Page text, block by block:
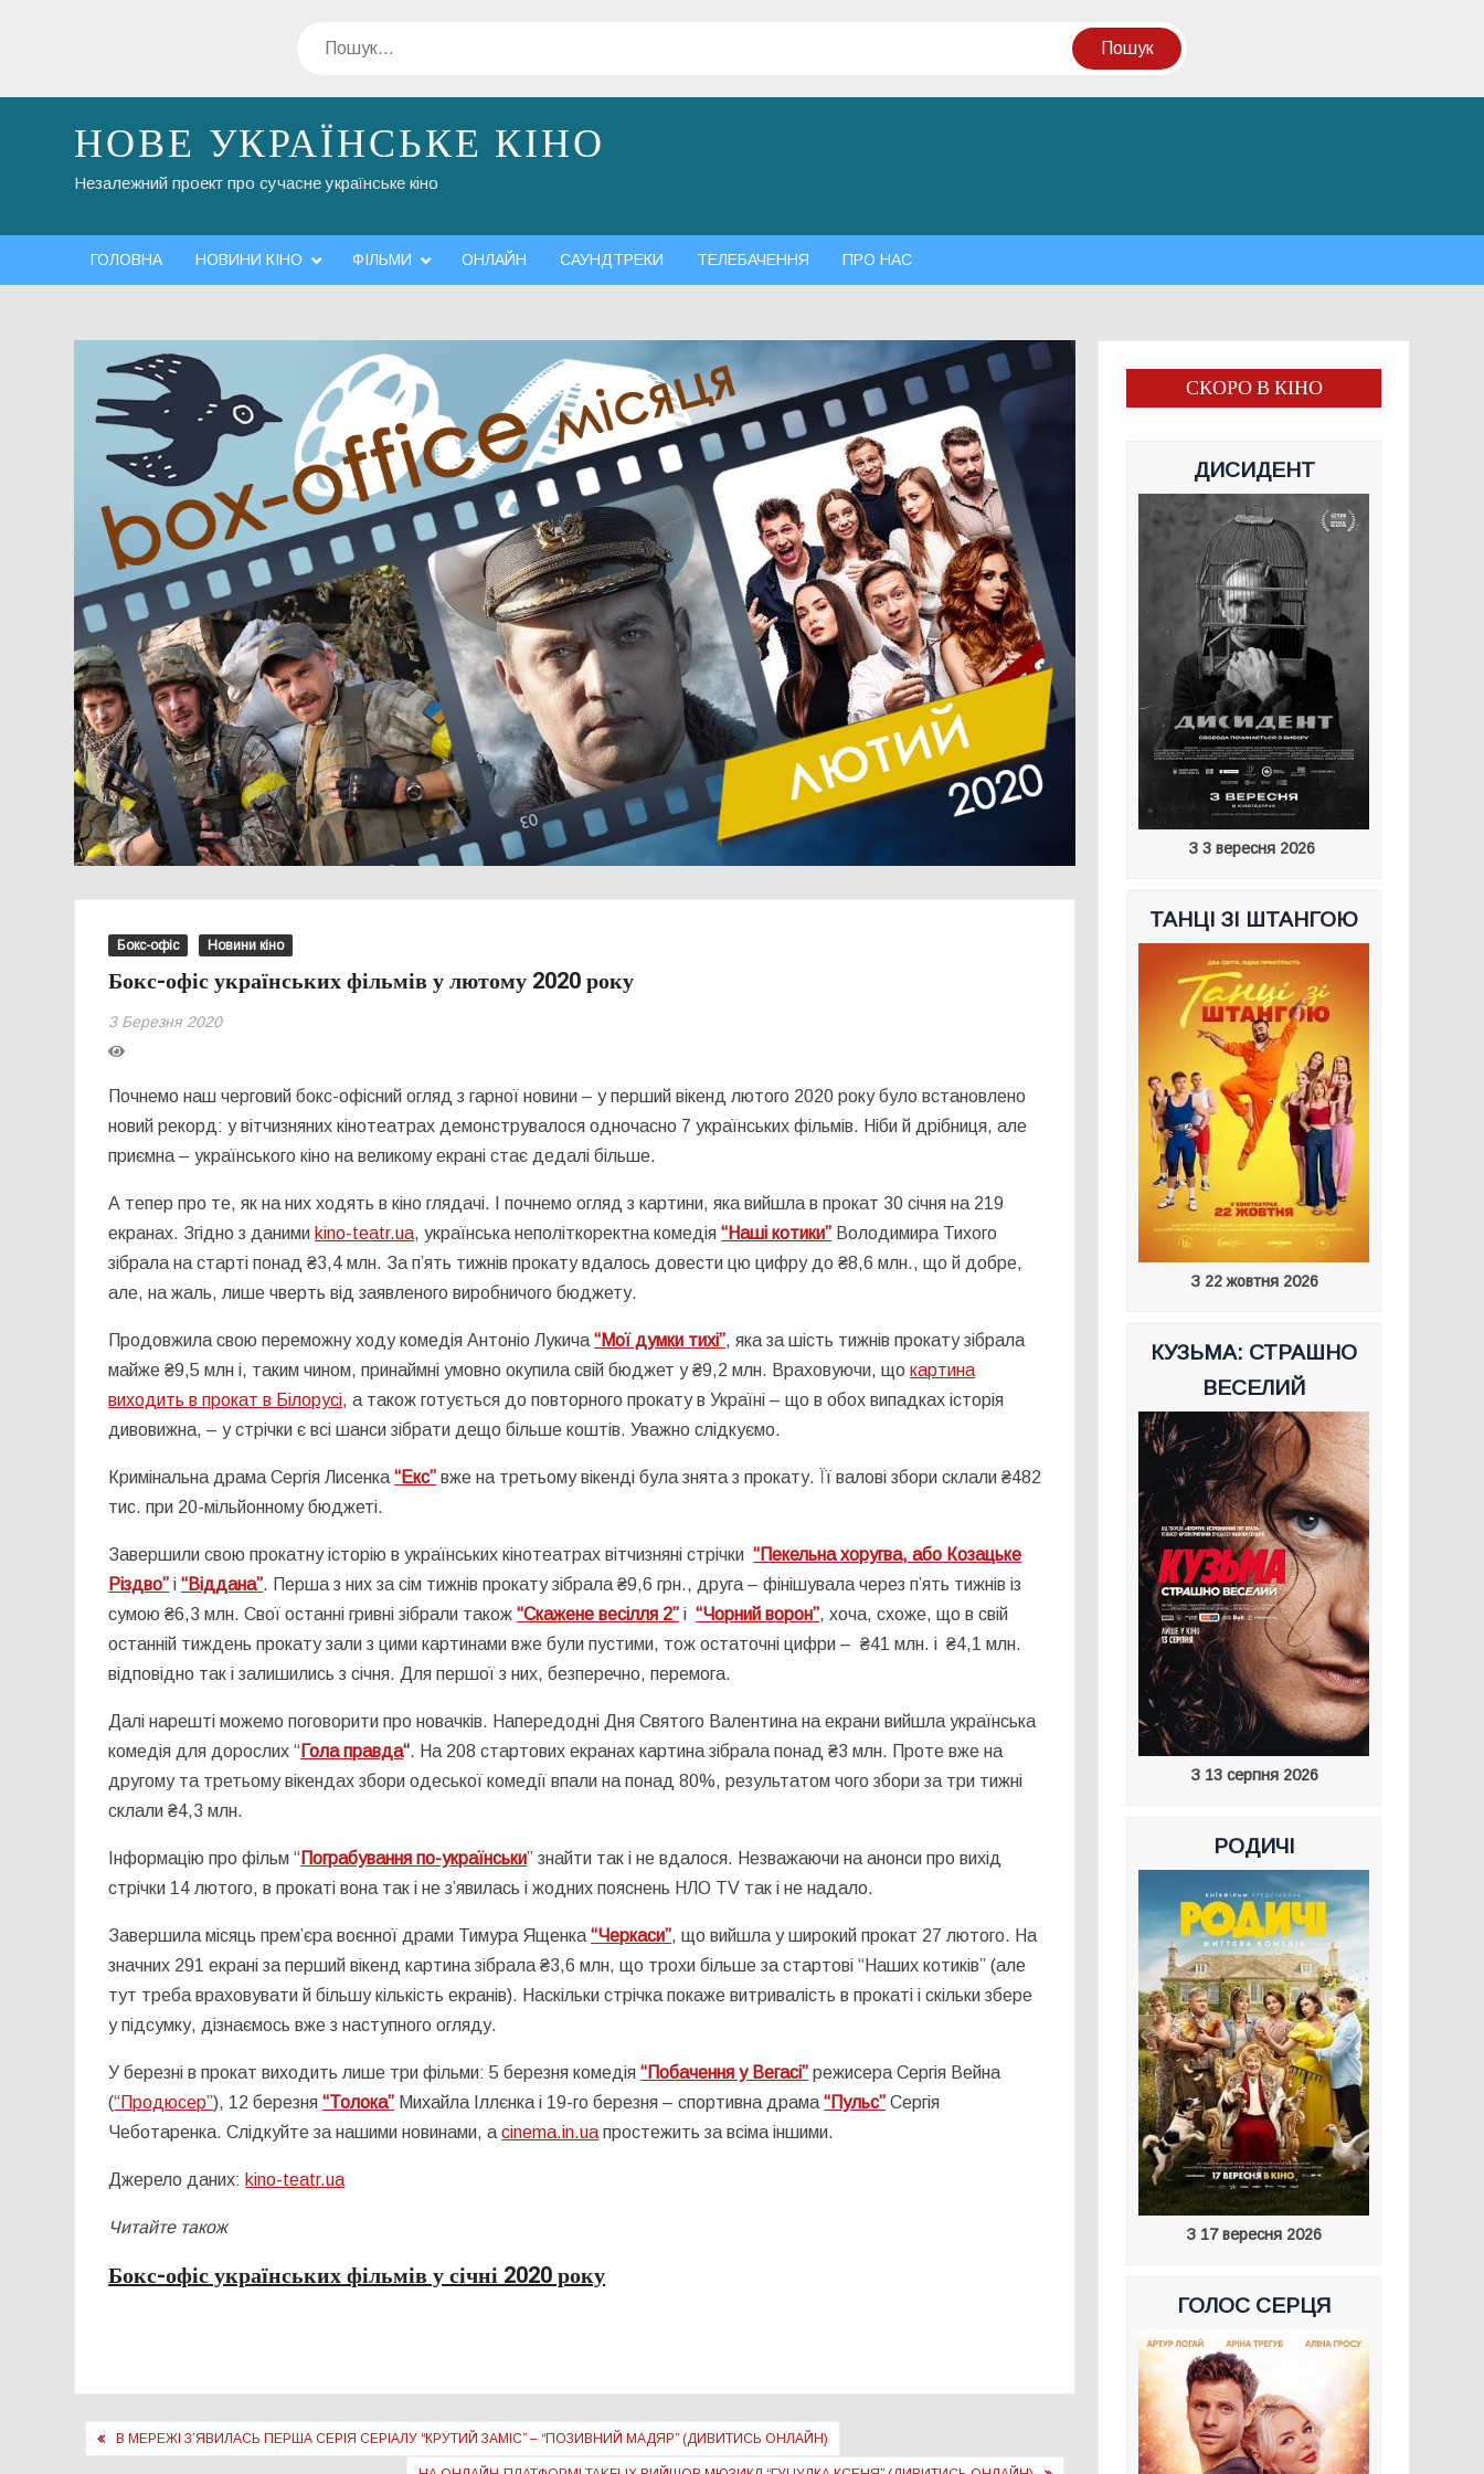
Пошук
НОВЕ УКРАЇНСЬКЕ КІНО
Незалежний проект про сучасне українське кіно
ГОЛОВНА НОВИНИ КІНО ФІЛЬМИ ОНЛАЙН САУНДТРЕКИ ТЕЛЕБАЧЕННЯ ПРО НАС
Бокс-офіс Новини кіно
Бокс-офіс українських фільмів у лютому 2020 року
3 Березня 2020
Почнемо наш черговий бокс-офісний огляд з гарної новини – у перший вікенд лютого 2020 року було встановлено
новий рекорд: у вітчизняних кінотеатрах демонструвалося одночасно 7 українських фільмів. Ніби й дрібниця, але
приємна – українського кіно на великому екрані стає дедалі більше.
А тепер про те, як на них ходять в кіно глядачі. І почнемо огляд з картини, яка вийшла в прокат 30 січня на 219
екранах. Згідно з даними kino-teatr.ua, українська неполіткоректна комедія“Наші котики” Володимира Тихого
зібрала на старті понад ₴3,4 млн. За п’ять тижнів прокату вдалось довести цю цифру до ₴8,6 млн., що й добре,
але, на жаль, лише чверть від заявленого виробничого бюджету.
Продовжила свою переможну ходу комедія Антоніо Лукича“Мої думки тихі”, яка за шість тижнів прокату зібрала
майже ₴9,5 млн і, таким чином, принаймні умовно окупила свій бюджет у ₴9,2 млн. Враховуючи, щокартина
виходить в прокат в Білорусі, а також готується до повторного прокату в Україні – що в обох випадках історія
дивовижна, – у стрічки є всі шанси зібрати дещо більше коштів. Уважно слідкуємо.
Кримінальна драма Сергія Лисенка“Екс” вже на третьому вікенді була знята з прокату. Її валові збори склали ₴482
тис. при 20-мільйонному бюджеті.
Завершили свою прокатну історію в українських кінотеатрах вітчизняні стрічки“Пекельна хоругва, або Козацьке
Різдво” і“Віддана”. Перша з них за сім тижнів прокату зібрала ₴9,6 грн., друга – фінішувала через п’ять тижнів із
сумою ₴6,3 млн. Свої останні гривні зібрали також“Скажене весілля 2” і“Чорний ворон”, хоча, схоже, що в свій
останній тиждень прокату зали з цими картинами вже були пустими, тож остаточні цифри – ₴41 млн. і ₴4,1 млн.
відповідно так і залишились з січня. Для першої з них, безперечно, перемога.
Далі нарешті можемо поговорити про новачків. Напередодні Дня Святого Валентина на екрани вийшла українська
комедія для дорослих “Гола правда“. На 208 стартових екранах картина зібрала понад ₴3 млн. Проте вже на
другому та третьому вікендах збори одеської комедії впали на понад 80%, результатом чого збори за три тижні
склали ₴4,3 млн.
Інформацію про фільм “Пограбування по-українськи” знайти так і не вдалося. Незважаючи на анонси про вихід
стрічки 14 лютого, в прокаті вона так і не з’явилась і жодних пояснень НЛО TV так і не надало.
Завершила місяць прем’єра воєнної драми Тимура Ященка“Черкаси”, що вийшла у широкий прокат 27 лютого. На
значних 291 екрані за перший вікенд картина зібрала ₴3,6 млн, що трохи більше за стартові “Наших котиків” (але
тут треба враховувати й більшу кількість екранів). Наскільки стрічка покаже витривалість в прокаті і скільки збере
у підсумку, дізнаємось вже з наступного огляду.
У березні в прокат виходить лише три фільми: 5 березня комедія“Побачення у Вегасі” режисера Сергія Вейна
(“Продюсер”), 12 березня“Толока” Михайла Іллєнка і 19-го березня – спортивна драма“Пульс” Сергія
Чеботаренка. Слідкуйте за нашими новинами, аcinema.in.ua простежить за всіма іншими.
Джерело даних: kino-teatr.ua
Читайте також
Бокс-офіс українських фільмів у січні 2020 року
Навігація
В МЕРЕЖІ З’ЯВИЛАСЬ ПЕРША СЕРІЯ СЕРІАЛУ “КРУТИЙ ЗАМІС” – “ПОЗИВНИЙ МАДЯР” (ДИВИТИСЬ ОНЛАЙН)
СКОРО В КІНО
ДИСИДЕНТ
З 3 вересня 2026
ТАНЦІ ЗІ ШТАНГОЮ
З 22 жовтня 2026
КУЗЬМА: СТРАШНО
ВЕСЕЛИЙ
З 13 серпня 2026
РОДИЧІ
З 17 вересня 2026
ГОЛОС СЕРЦЯ